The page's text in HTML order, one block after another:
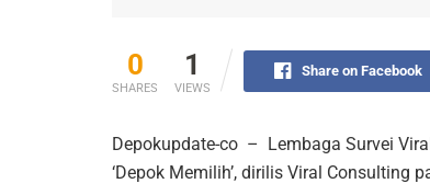
0
SHARES
1
VIEWS
Share on Facebook
Depokupdate-co – Lembaga Survei
‘Depok Memilih’, dirilis Viral Consulting